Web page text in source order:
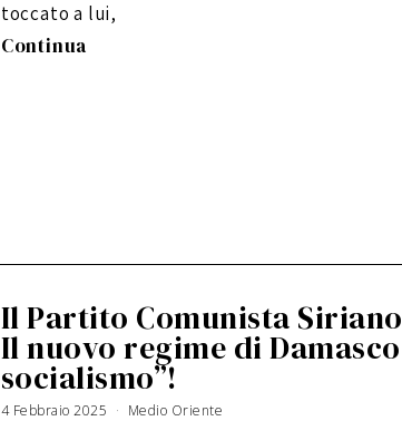
toccato a lui,
Continua
Il Partito Comunista
Il nuovo regime di
socialismo”!
4 Febbraio 2025 Medio Oriente